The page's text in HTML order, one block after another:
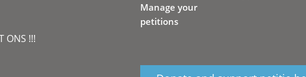
ONS !!!
Manage your
petitions